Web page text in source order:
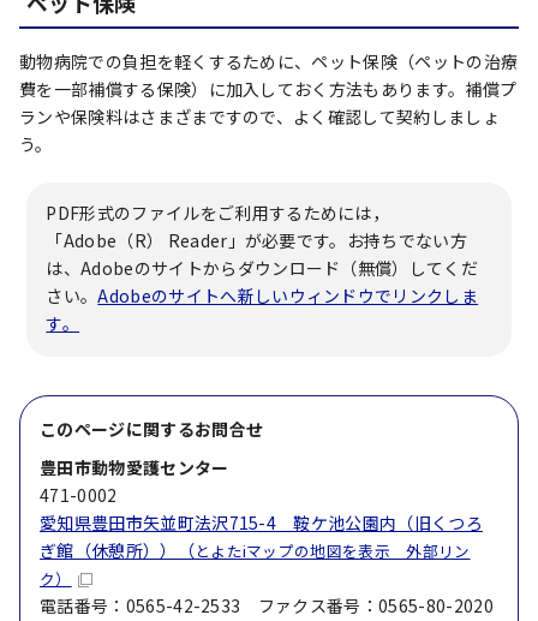
動物病院での負担を軽くするために、ペット保険（ペットの治療
費を一部補償する保険）に加入しておく方法もあります。補償プ
ランや保険料はさまざまですので、よく確認して契約しましょ
う。
PDF形式のファイルをご利用するためには，
「Adobe（R） Reader」が必要です。お持ちでない方
は、Adobeのサイトからダウンロード（無償）してくだ
さい。Adobeのサイトへ新しいウィンドウでリンクしま
す。
このページに関するお問合せ
豊田市動物愛護センター
471-0002
愛知県豊田市矢並町法沢715-4 鞍ケ池公園内（旧くつろ
ぎ館（休憩所））（とよたiマップの地図を表示 外部リン
ク）
電話番号：0565-42-2533 ファクス番号：0565-80-2020